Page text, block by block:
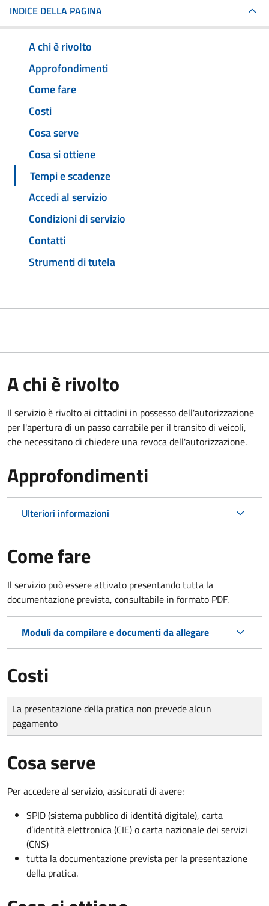
INDICE DELLA PAGINA
A chi è rivolto
Approfondimenti
Come fare
Costi
Cosa serve
Cosa si ottiene
Tempi e scadenze
Accedi al servizio
Condizioni di servizio
Contatti
Strumenti di tutela
A chi è rivolto
Il servizio è rivolto ai cittadini in possesso dell'autorizzazione
per l'apertura di un passo carrabile per il transito di veicoli,
che necessitano di chiedere una revoca dell'autorizzazione.
Approfondimenti
Ulteriori informazioni
Come fare
Il servizio può essere attivato presentando tutta la
documentazione prevista, consultabile in formato PDF.
Moduli da compilare e documenti da allegare
Costi
Tipo di pagamento
Importo
La presentazione della pratica non prevede alcun
pagamento
Cosa serve
Per accedere al servizio, assicurati di avere:
SPID (sistema pubblico di identità digitale), carta
d’identità elettronica (CIE) o carta nazionale dei servizi
(CNS)
tutta la documentazione prevista per la presentazione
della pratica.